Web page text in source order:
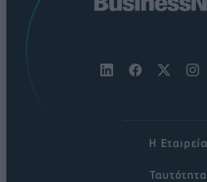
Η Εταιρεία
Ταυτότητα